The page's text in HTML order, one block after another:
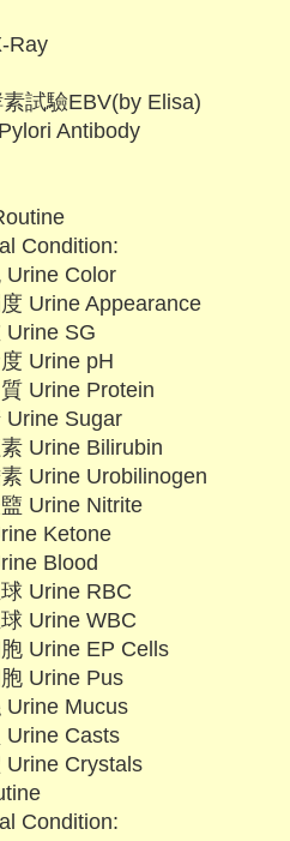
Ray
試驗EBV(by Elisa)
Antibody
Condition:
Urine Color
Urine Appearance
Urine SG
Urine pH
Urine Protein
Urine Sugar
Urine Bilirubin
Urine Urobilinogen
Urine Nitrite
Ketone
Blood
Urine RBC
Urine WBC
Urine EP Cells
Urine Pus
Urine Mucus
Urine Casts
Urine Crystals
Condition: